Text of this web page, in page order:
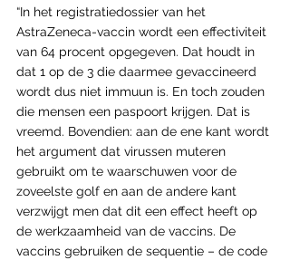
“In het registratiedossier van het
AstraZeneca-vaccin wordt een effectiviteit
van 64 procent opgegeven. Dat houdt in
dat 1 op de 3 die daarmee gevaccineerd
wordt dus niet immuun is. En toch zouden
die mensen een paspoort krijgen. Dat is
vreemd. Bovendien: aan de ene kant wordt
het argument dat virussen muteren
gebruikt om te waarschuwen voor de
zoveelste golf en aan de andere kant
verzwijgt men dat dit een effect heeft op
de werkzaamheid van de vaccins. De
vaccins gebruiken de sequentie – de code